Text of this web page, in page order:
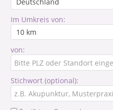
Im Umkreis von:
von:
Stichwort (optional):